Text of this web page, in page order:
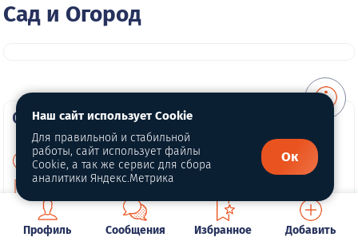
Сад и Огород
О портале
О нас
Политика конфиденциальности
Публичная оферта
Профиль Сообщения Избранное Добавить
Наш сайт использует Cookie
Для правильной и стабильной
работы, сайт использует файлы
Cookie, а так же сервис для сбора
аналитики Яндекс.Метрика
Ок